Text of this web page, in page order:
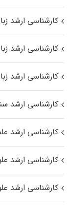
کارشناسی ارشد
کارشناسی ارشد
کارشناسی ارشد
کارشناسی ارشد
کارشناسی ارشد
کارشناسی ارشد
کارشناسی ارشد